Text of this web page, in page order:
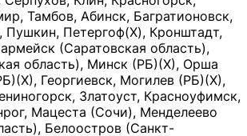
Тамбов, Абинск, Багратионовск,
Пушкин, Петергоф(Х), Кронштадт,
(Саратовская область),
область), Минск (РБ)(Х), Орша
Георгиевск, Могилев (РБ)(Х),
Златоуст, Красноуфимск,
Мацеста (Сочи), Менделеево
Белоостров (Санкт-